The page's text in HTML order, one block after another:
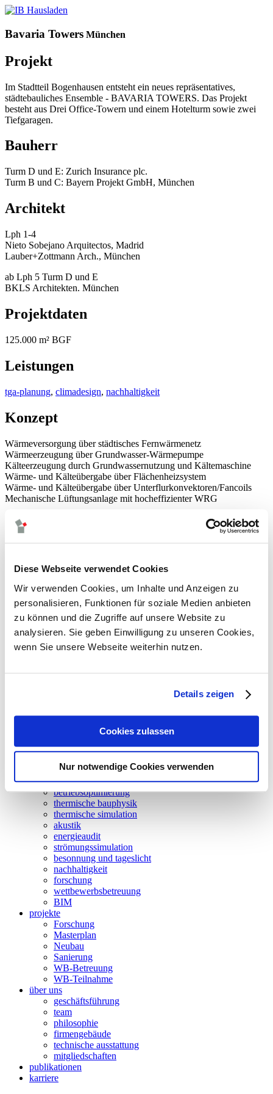
Diese Webseite verwendet Cookies
Wir verwenden Cookies, um Inhalte und Anzeigen zu
personalisieren, Funktionen für soziale Medien anbieten
zu können und die Zugriffe auf unsere Website zu
analysieren. Sie geben Einwilligung zu unseren Cookies,
wenn Sie unsere Webseite weiterhin nutzen.
Details zeigen
Cookies zulassen
Nur notwendige Cookies verwenden
Bavaria Towers München
Projekt
Im Stadtteil Bogenhausen entsteht ein neues repräsentatives,
städtebauliches Ensemble - BAVARIA TOWERS. Das Projekt
besteht aus Drei Office-Towern und einem Hotelturm sowie zwei
Tiefgaragen.
Bauherr
Turm D und E: Zurich Insurance plc.
Turm B und C: Bayern Projekt GmbH, München
Architekt
Lph 1-4
Nieto Sobejano Arquitectos, Madrid
Lauber+Zottmann Arch., München
ab Lph 5 Turm D und E
BKLS Architekten. München
Projektdaten
125.000 m² BGF
Leistungen
tga-planung, climadesign, nachhaltigkeit
Konzept
Wärmeversorgung über städtisches Fernwärmenetz
Wärmeerzeugung über Grundwasser-Wärmepumpe
Kälteerzeugung durch Grundwassernutzung und Kältemaschine
Wärme- und Kälteübergabe über Flächenheizsystem
Wärme- und Kälteübergabe über Unterflurkonvektoren/Fancoils
Mechanische Lüftungsanlage mit hocheffizienter WRG
Lageplan
Energieerzeugungskonzept
Raumkonditionierungskonzept
climadesign
energieversorgung
gebäudeautomation
betriebsoptimierung
thermische bauphysik
thermische simulation
akustik
energieaudit
strömungssimulation
besonnung und tageslicht
nachhaltigkeit
forschung
wettbewerbsbetreuung
BIM
projekte
Forschung
Masterplan
Neubau
Sanierung
WB-Betreuung
WB-Teilnahme
über uns
geschäftsführung
team
philosophie
firmengebäude
technische ausstattung
mitgliedschaften
publikationen
karriere